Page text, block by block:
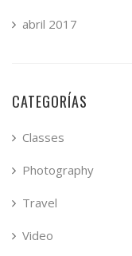
abril 2017
CATEGORÍAS
Classes
Photography
Travel
Video